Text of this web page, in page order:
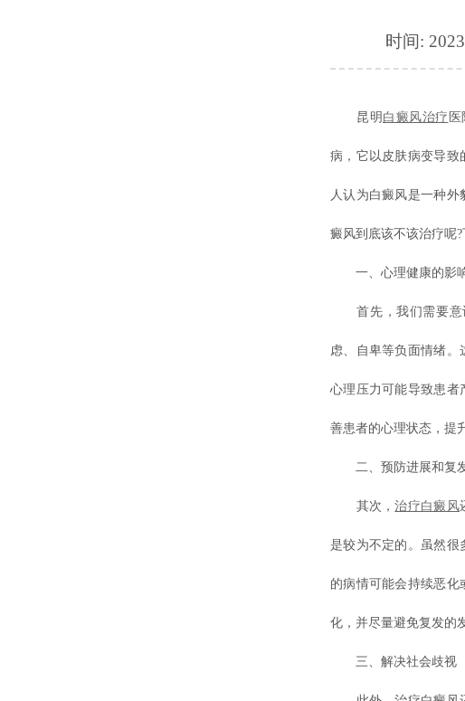
时间:
昆明 白癜风治疗
病，它以皮肤病变导致
人认为白癜风是一种
癜风到底该不该治疗呢
一、心理健康的影
首先，我们需要意
虑、自卑等负面情绪
心理压力可能导致患者
善患者的心理状态，提
二、预防进展和复
其次，治疗白癜风
是较为不定的。虽然很
的病情可能会持续恶
化，并尽量避免复发的
三、解决社会歧视